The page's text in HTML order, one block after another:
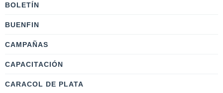
BOLETÍN
BUENFIN
CAMPAÑAS
CAPACITACIÓN
CARACOL DE PLATA